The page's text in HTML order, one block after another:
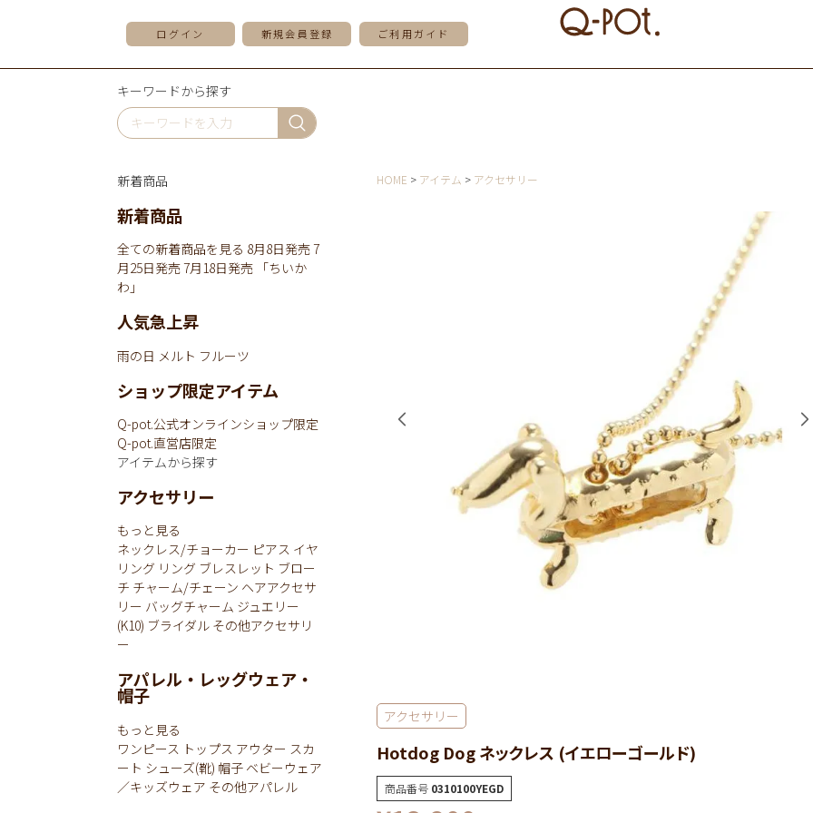
ログイン 新規会員登録 ご利用ガイド
キーワードから探す
HOME アイテム アクセサリー
アクセサリー
Hotdog Dog ネックレス (イエローゴールド)
商品番号 0310100YEGD
新着商品
新着商品
全ての新着商品を見る 8月8日発売7
月25日発売7月18日発売 「ちいか
わ」
人気急上昇
雨の日 メルト フルーツ
ショップ限定アイテム
Q-pot.公式オンラインショップ限定
Q-pot.直営店限定
アイテムから探す
アクセサリー
もっと見る
ネックレス/チョーカー ピアス イヤ
リング リング ブレスレット ブロー
チ チャーム/チェーン ヘアアクセサ
リー バッグチャーム ジュエリー
(K10) ブライダル その他アクセサリ
ー
アパレル・レッグウェア・
帽子
もっと見る
ワンピース トップス アウター スカ
ート シューズ(靴) 帽子 ベビーウェア
／キッズウェア その他アパレル